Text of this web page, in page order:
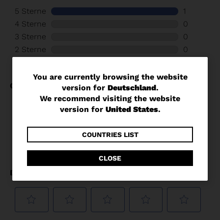
You
are
currently
website
version
for
Deutschland.
We
You are currently browsing the website
version for Deutschland.
We recommend visiting the website
version for United States.
COUNTRIES LIST
CLOSE